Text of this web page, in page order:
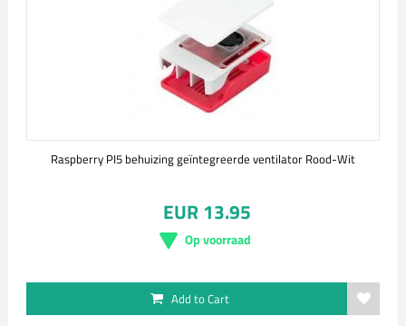
Raspberry PI5 behuizing geïntegreerde ventilator Rood-Wit
EUR 13.95
Op voorraad
Add to Cart